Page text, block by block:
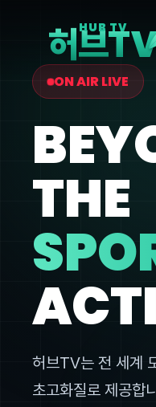
HUB TV
허브TV
ON AIR LIVE
THE
허브TV는 전 세계
초고화질로 제공합